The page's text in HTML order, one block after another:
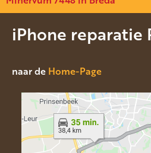
iPhone reparatie
naar de Home-Page